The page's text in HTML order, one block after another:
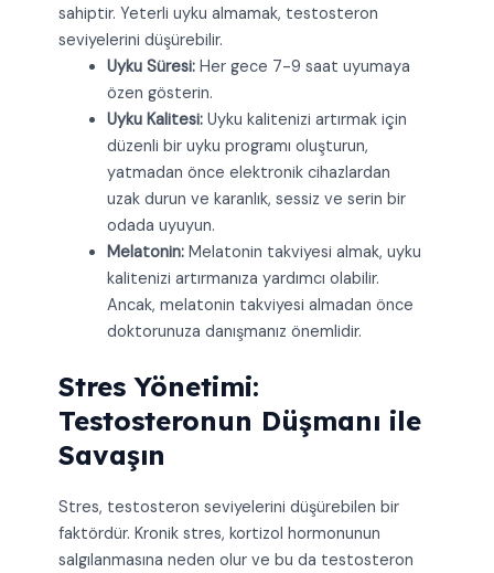
sahiptir. Yeterli uyku almamak, testosteron
seviyelerini düşürebilir.
Uyku Süresi:Her gece 7-9 saat uyumaya
özen gösterin.
Uyku Kalitesi:Uyku kalitenizi artırmak için
düzenli bir uyku programı oluşturun,
yatmadan önce elektronik cihazlardan
uzak durun ve karanlık, sessiz ve serin bir
odada uyuyun.
Melatonin:Melatonin takviyesi almak, uyku
kalitenizi artırmanıza yardımcı olabilir.
Ancak, melatonin takviyesi almadan önce
doktorunuza danışmanız önemlidir.
Stres Yönetimi:
Testosteronun Düşmanı ile
Savaşın
Stres, testosteron seviyelerini düşürebilen bir
faktördür. Kronik stres, kortizol hormonunun
salgılanmasına neden olur ve bu da testosteron